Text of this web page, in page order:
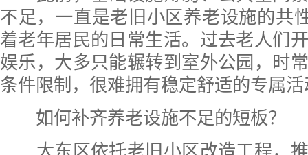
不足，一直是老旧小区养老设施的共
着老年居民的日常生活。过去老人们
娱乐，大多只能辗转到室外公园，时
条件限制，很难拥有稳定舒适的专属
如何补齐养老设施不足的短板？
大东区依托老旧小区改造工程，推